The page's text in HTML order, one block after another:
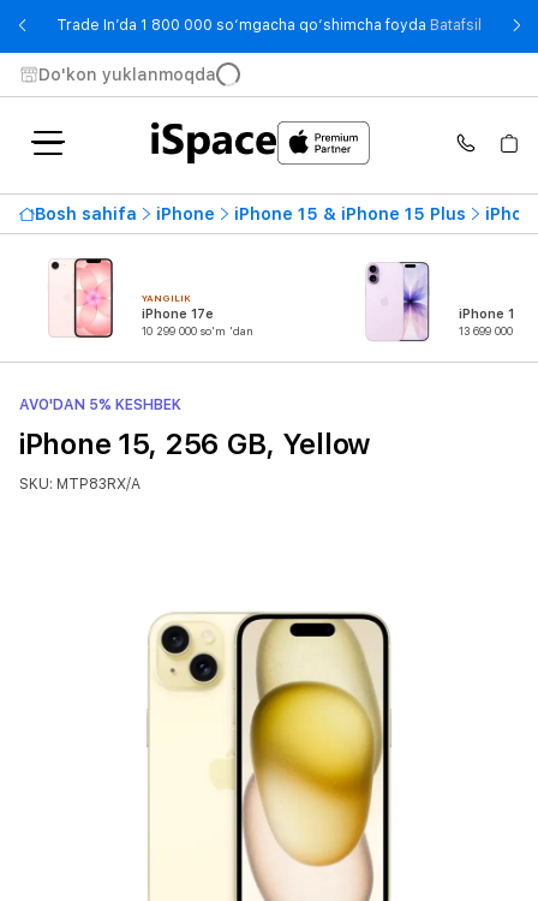
Trade In’da 1 800 000 so‘mgacha qo‘shimcha foyda Batafsil -
Do'kon yuklanmoqda
Bosh sahifa iPhone iPhone 15 & iPhone 15 Plus
YANGILIK
iPhone 17e
10 299 000 so'm 'dan
iPhone 17
13 699 000
AVO'DAN 5% KESHBEK
iPhone 15, 256 GB, Yellow
SKU: MTP83RX/A